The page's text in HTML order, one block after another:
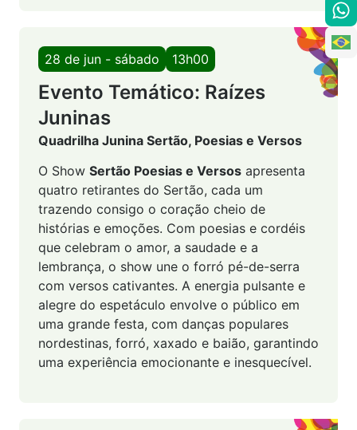
28 de jun - sábado 13h00
Evento Temático: Raízes
Juninas
Quadrilha Junina Sertão, Poesias e Versos
O Show Sertão Poesias e Versos apresenta
quatro retirantes do Sertão, cada um
trazendo consigo o coração cheio de
histórias e emoções. Com poesias e cordéis
que celebram o amor, a saudade e a
lembrança, o show une o forró pé-de-serra
com versos cativantes. A energia pulsante e
alegre do espetáculo envolve o público em
uma grande festa, com danças populares
nordestinas, forró, xaxado e baião, garantindo
uma experiência emocionante e inesquecível.